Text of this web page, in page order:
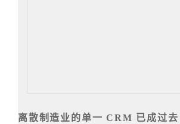
离散制造业的单一 CRM 已成过